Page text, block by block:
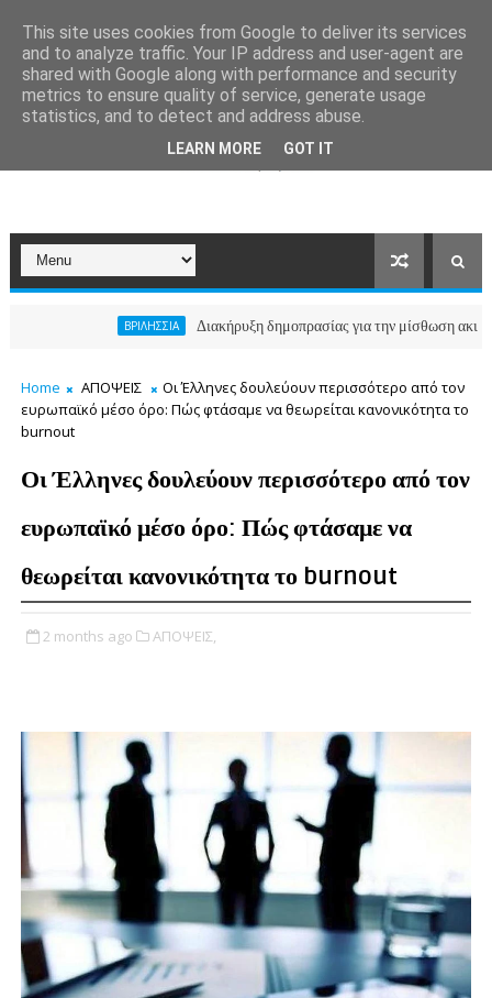
Διακήρυξη δημοπρασίας για την μίσθωση ακινήτου
Home ΑΠΟΨΕΙΣ
Οι Έλληνες δουλεύουν περισσότερο από τον
ευρωπαϊκό μέσο όρο: Πώς φτάσαμε να θεωρείται κανονικότητα το
burnout
Οι Έλληνες δουλεύουν περισσότερο από τον
ευρωπαϊκό μέσο όρο: Πώς φτάσαμε να
θεωρείται κανονικότητα το burnout
2 months ago ΑΠΟΨΕΙΣ,
This site uses cookies from Google to deliver its services
and to analyze traffic. Your IP address and user-agent are
shared with Google along with performance and security
metrics to ensure quality of service, generate usage
statistics, and to detect and address abuse.
LEARN MORE GOT IT